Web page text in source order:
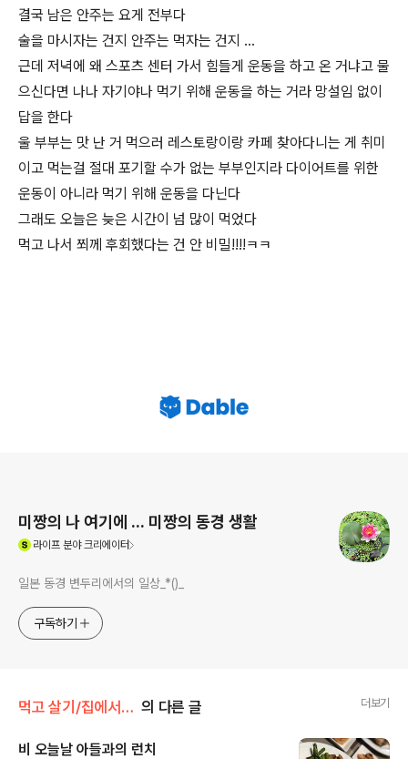
결국 남은 안주는 요게 전부다
술을 마시자는 건지 안주는 먹자는 건지 …
근데 저녁에 왜 스포츠 센터 가서 힘들게 운동을 하고 온 거냐고 물
으신다면 나나 자기야나 먹기 위해 운동을 하는 거라 망설임 없이
답을 한다
울 부부는 맛 난 거 먹으러 레스토랑이랑 카페 찾아다니는 게 취미
이고 먹는걸 절대 포기할 수가 없는 부부인지라 다이어트를 위한
운동이 아니라 먹기 위해 운동을 다닌다
그래도 오늘은 늦은 시간이 넘 많이 먹었다
먹고 나서 쬐께 후회했다는 건 안 비밀!!!!ㅋㅋ
미짱의 나 여기에 ... 미짱의 동경 생활
라이프분야 크리에이터
일본 동경 변두리에서의 일상_*()_
구독하기
먹고 살기/집에서 먹기 의 다른 글 더보기
비 오늘날 아들과의 런치